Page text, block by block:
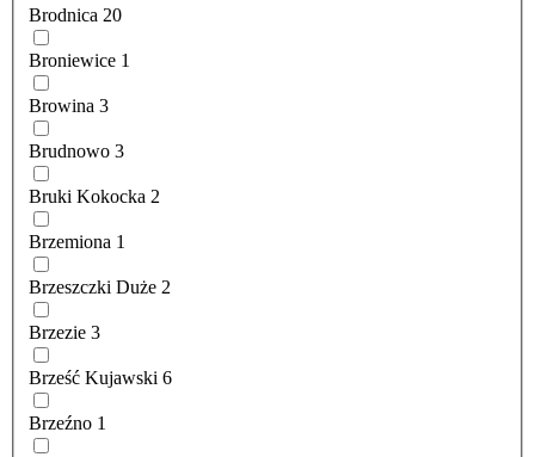
Brodnica 20
Broniewice 1
Browina 3
Brudnowo 3
Bruki Kokocka 2
Brzemiona 1
Brzeszczki Duże 2
Brzezie 3
Brześć Kujawski 6
Brzeźno 1